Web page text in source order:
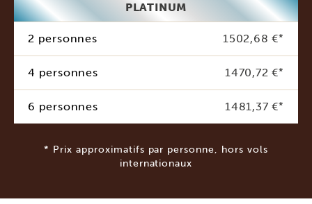
PLATINUM
2 personnes 1502,68 €*
4 personnes 1470,72 €*
6 personnes 1481,37 €*
* Prix approximatifs par personne, hors vols
internationaux